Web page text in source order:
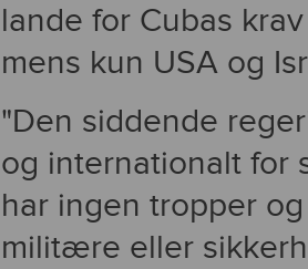
lande for Cubas
mens kun USA og
"Den siddende
og internationalt for
har ingen tropper
militære eller